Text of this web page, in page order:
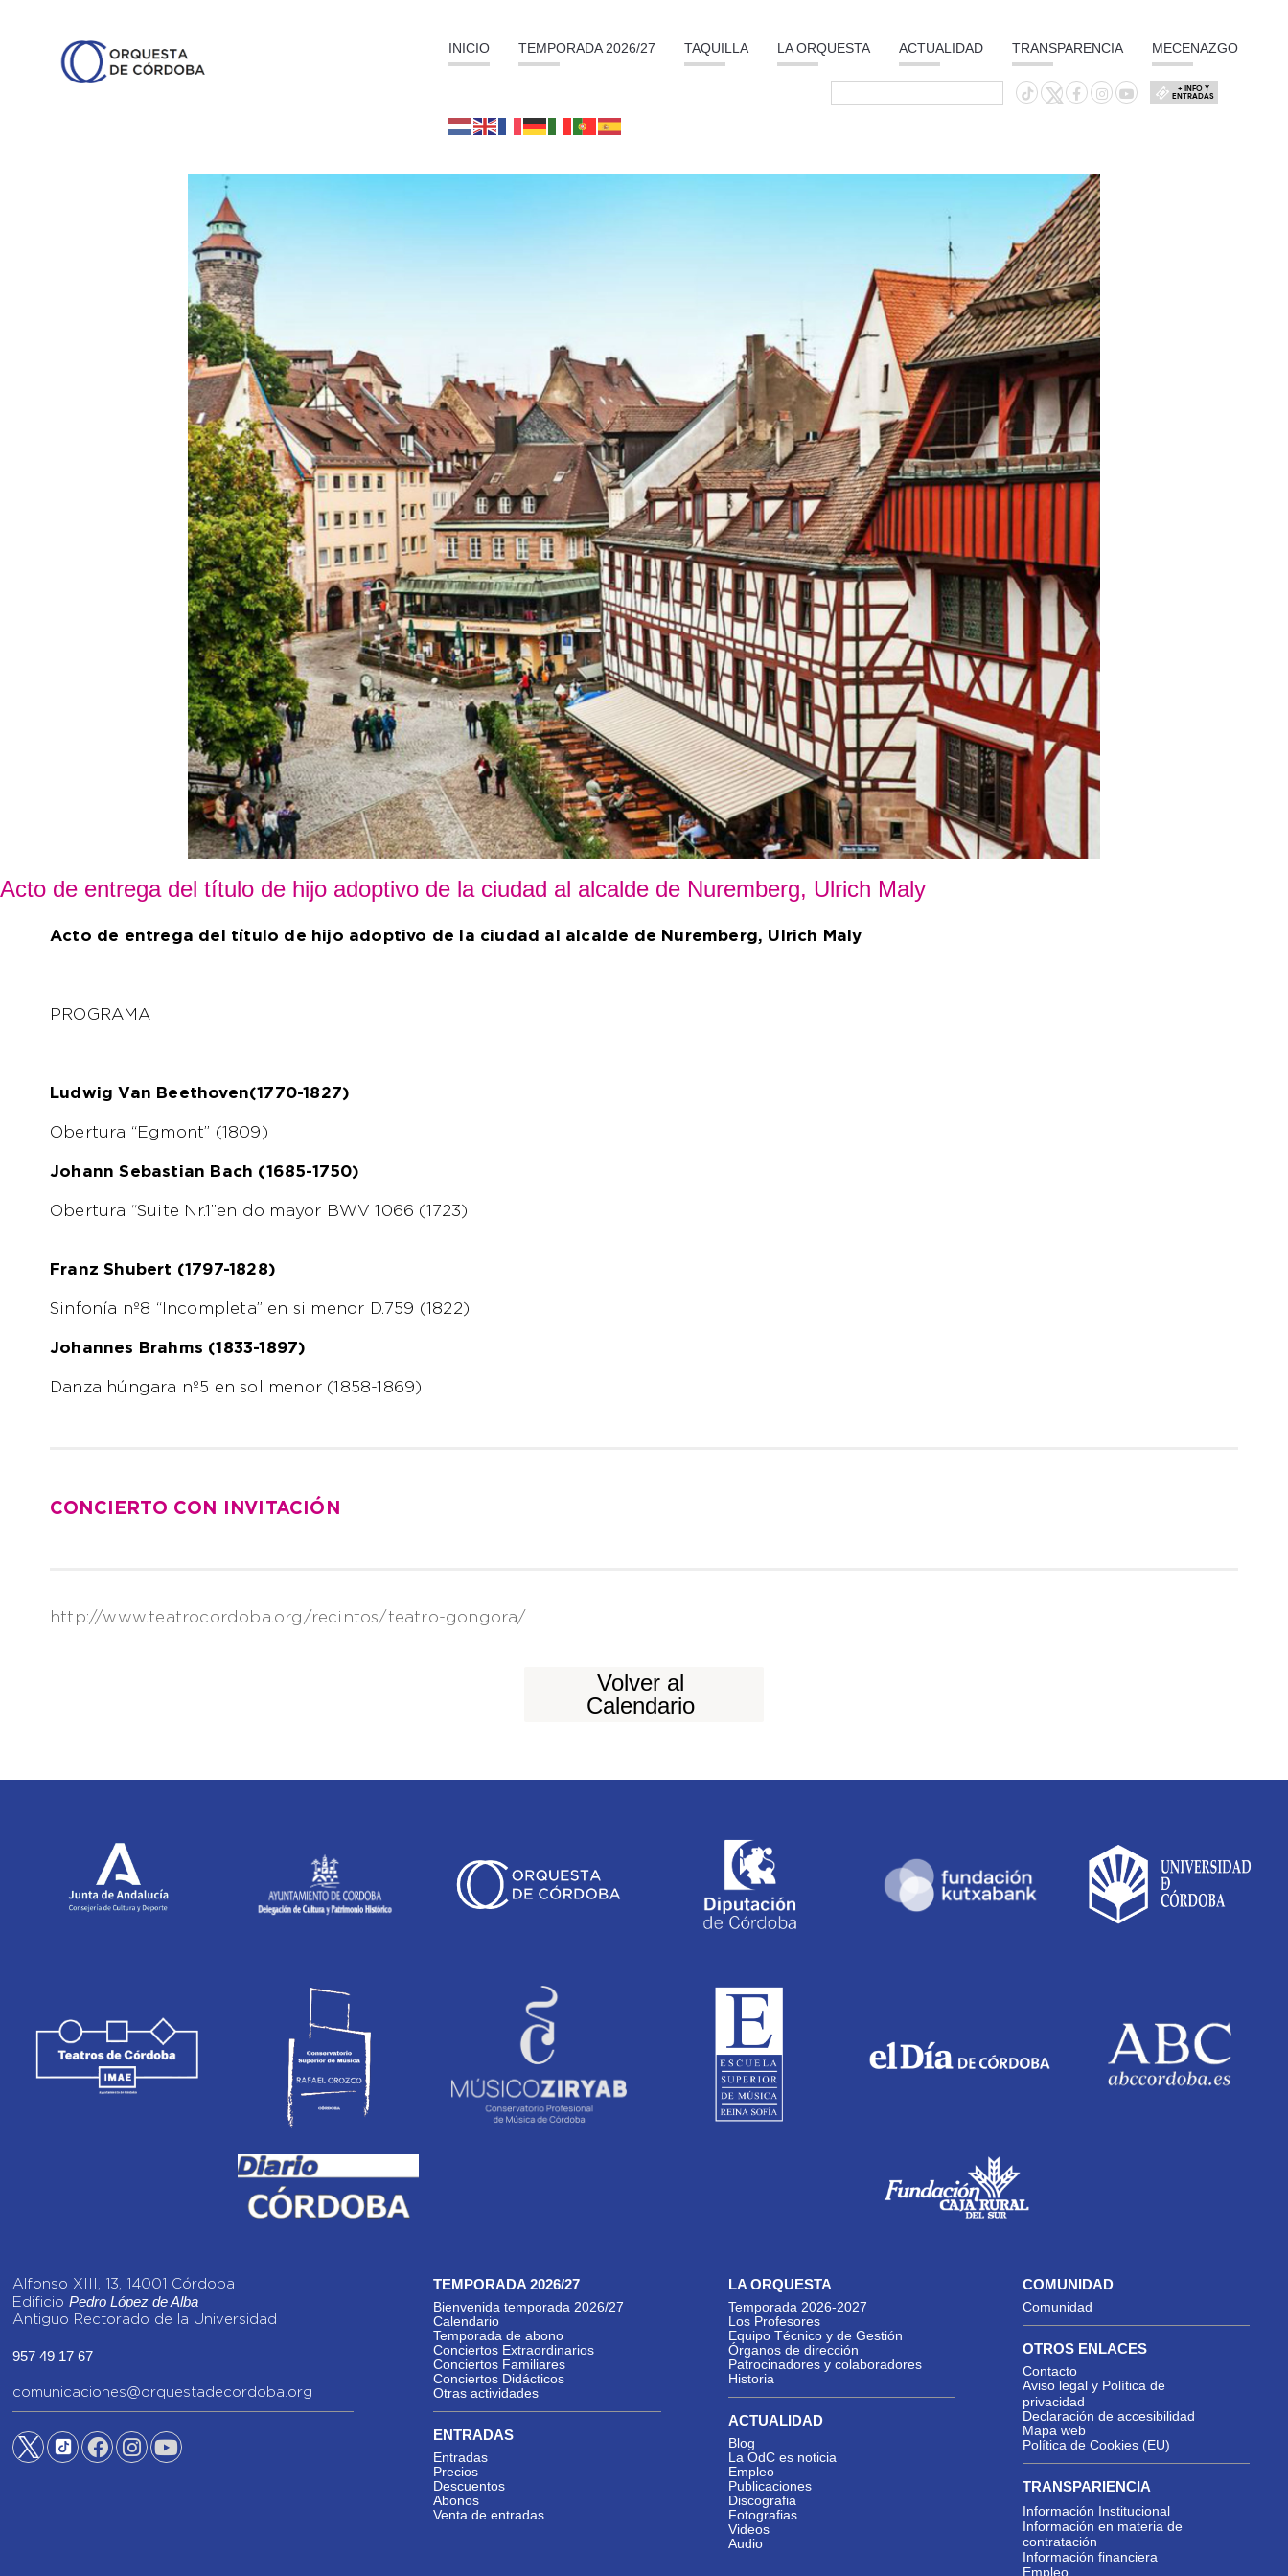
INICIO TEMPORADA 2026/27 TAQUILLA LA ORQUESTA ACTUALIDAD TRANSPARENCIA MECENAZGO
+ INFO Y
ENTRADAS
Acto de entrega del título de hijo adoptivo de la ciudad al alcalde de Nuremberg, Ulrich Maly
Acto de entrega del título de hijo adoptivo de la ciudad al alcalde de Nuremberg, Ulrich Maly
PROGRAMA
Ludwig Van Beethoven(1770-1827)
Obertura “Egmont” (1809)
Johann Sebastian Bach (1685-1750)
Obertura “Suite Nr.1”en do mayor BWV 1066 (1723)
Franz Shubert (1797-1828)
Sinfonía nº8 “Incompleta” en si menor D.759 (1822)
Johannes Brahms (1833-1897)
Danza húngara nº5 en sol menor (1858-1869)
CONCIERTO CON INVITACIÓN
http://www.teatrocordoba.org/recintos/teatro-gongora/
Volver al
Calendario
Alfonso XIII, 13, 14001 Córdoba
EdificioPedro López de Alba
Antiguo Rectorado de la Universidad
957 49 17 67
comunicaciones@orquestadecordoba.org
TEMPORADA 2026/27
Bienvenida temporada 2026/27
Calendario
Temporada de abono
Conciertos Extraordinarios
Conciertos Familiares
Conciertos Didácticos
Otras actividades
ENTRADAS
Entradas
Precios
Descuentos
Abonos
Venta de entradas
LA ORQUESTA
Temporada 2026-2027
Los Profesores
Equipo Técnico y de Gestión
Órganos de dirección
Patrocinadores y colaboradores
Historia
ACTUALIDAD
Blog
La OdC es noticia
Empleo
Publicaciones
Discografia
Fotografias
Videos
Audio
COMUNIDAD
Comunidad
OTROS ENLACES
Contacto
Aviso legal y Política de
privacidad
Declaración de accesibilidad
Mapa web
Política de Cookies (EU)
TRANSPARIENCIA
Información Institucional
Información en materia de
contratación
Información financiera
Empleo